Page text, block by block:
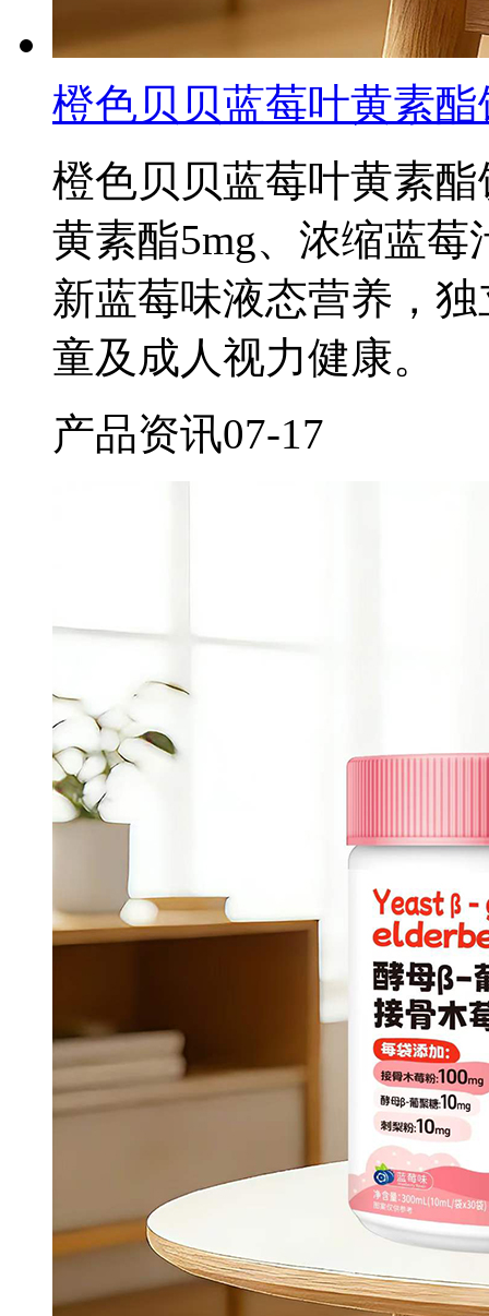
橙色贝贝蓝莓叶黄素
橙色贝贝蓝莓叶黄素
黄素酯5mg、浓缩蓝莓
新蓝莓味液态营养，
童及成人视力健康。
产品资讯07-17